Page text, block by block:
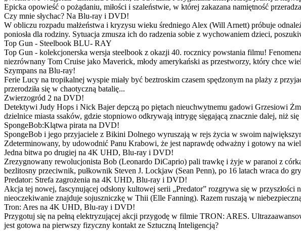
Epicka opowieść o pożądaniu, miłości i szaleństwie, w której zakazana namiętność
Czy mnie słychac? Na Blu-ray i DVD!
W obliczu rozpadu małżeństwa i kryzysu wieku średniego Alex (Will Arnett) próbuje
poniosła dla rodziny. Sytuacja zmusza ich do radzenia sobie z wychowaniem dzieci,
Top Gun - Steelbook BLU- RAY
Top Gun - kolekcjonerska wersja steelbook z okazji 40. rocznicy powstania filmu!
niezrównany Tom Cruise jako Maverick, młody amerykański as przestworzy, który chce
Szympans na Blu-ray!
Ferie Lucy na tropikalnej wyspie miały być beztroskim czasem spędzonym na plaży z
przerodziła się w chaotyczną batalię...
Zwierzogród 2 na DVD!
Detektywi Judy Hops i Nick Bajer depczą po piętach nieuchwytnemu gadowi Grzesiowi
dzielnice miasta ssaków, gdzie stopniowo odkrywają intrygę sięgającą znacznie dalej, niż
SpongeBob:Klątwa pirata na DVD!
SpongeBob i jego przyjaciele z Bikini Dolnego wyruszają w rejs życia w swoim
Zdeterminowany, by udowodnić Panu Krabowi, że jest naprawdę odważny i gotowy na
Jedna bitwa po drugiej na 4K UHD, Blu-ray i DVD!
Zrezygnowany rewolucjonista Bob (Leonardo DiCaprio) pali trawkę i żyje w paranoi z
bezlitosny przeciwnik, pułkownik Steven J. Lockjaw (Sean Penn), po 16 latach wraca do
Predator: Strefa zagrożenia na 4K UHD, Blu-ray i DVD!
Akcja tej nowej, fascynującej odsłony kultowej serii „Predator” rozgrywa się w
nieoczekiwanie znajduje sojuszniczkę w Thii (Elle Fanning). Razem ruszają w
Tron: Ares na 4K UHD, Blu-ray i DVD!
Przygotuj się na pełną elektryzującej akcji przygodę w filmie TRON: ARES.
jest gotowa na pierwszy fizyczny kontakt ze Sztuczną Inteligencją?